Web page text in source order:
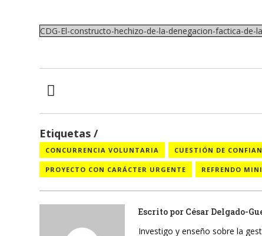
CDG-El-constructo-hechizo-de-la-denegacion-factica-de-
Etiquetas
CONCURRENCIA VOLUNTARIA CUESTIÓN DE
PROYECTO CON CARÁCTER URGENTE REFRENDO
Escrito por César Delgado-
Investigo y enseño sobre la